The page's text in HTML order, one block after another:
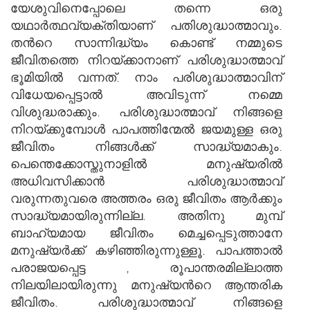
യേശുവിനെപ്പോലെ തന്നെ ഒരു
യഥാര്‍ത്ഥവ്യക്തിയാണ് പതിശുദ്ധാത്മാവും.
തന്‍റെ സാന്നിദ്ധ്യം കൊണ്ട് നമ്മുടെ
ജീവിതത്തെ നിറയ്ക്കാനാണ് പരിശുദ്ധാത്മാവ്
ഭൂമിയില്‍ വന്നത്. നാം പരിശുദ്ധാത്മാവിന്
വിധേയപ്പെട്ടാല്‍ അവിടുന്ന് നമ്മെ
വിശുദ്ധരാക്കും. പരിശുദ്ധാത്മാവ് നിങ്ങളെ
നിറയ്ക്കുമ്പോള്‍ പാപത്തിന്മേല്‍ ജയമുള്ള ഒരു
ജീവിതം നിങ്ങള്‍ക്ക് സാദ്ധ്യമാകും.
പെന്തെക്കോസ്തുനാളില്‍ മനുഷ്യരില്‍
അധിവസിക്കാന്‍ പരിശുദ്ധാത്മാവ്
വരുന്നതുവരെ അത്തരം ഒരു ജീവിതം ആര്‍ക്കും
സാദ്ധ്യമായിരുന്നില്ല. അതിനു മുമ്പ്
ബാഹ്യമായ ജീവിതം മെച്ചപ്പെടുത്താനേ
മനുഷ്യര്‍ക്ക് കഴിഞ്ഞിരുന്നുള്ളൂ. പാപത്താല്‍
പരാജയപ്പെട്ട , രൂപാന്തരമില്ലാത്ത
നിലയിലായിരുന്നു മനുഷ്യന്‍റെ ആന്തരിക
ജീവിതം. പരിശുദ്ധാത്മാവ് നിങ്ങളെ